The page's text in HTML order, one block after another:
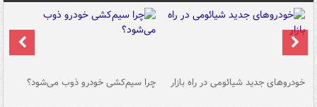
خودروهای جدید شیائومی در راه بازار چرا سیم‌کشی خودرو ذوب می‌شود؟